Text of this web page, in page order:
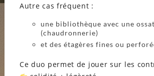
Autre cas fréquent :
une bibliothèque avec une
(chaudronnerie)
et des étagères fines ou
Ce duo permet de jouer sur les